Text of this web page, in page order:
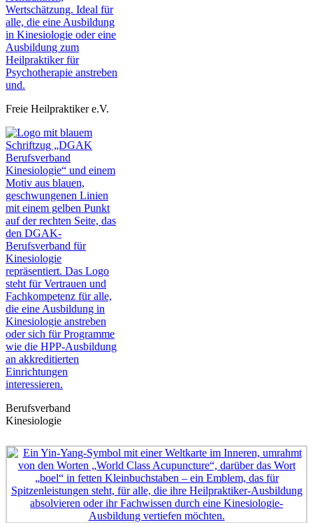
Freie Heilpraktiker e.V.
Berufsverband
Kinesiologie